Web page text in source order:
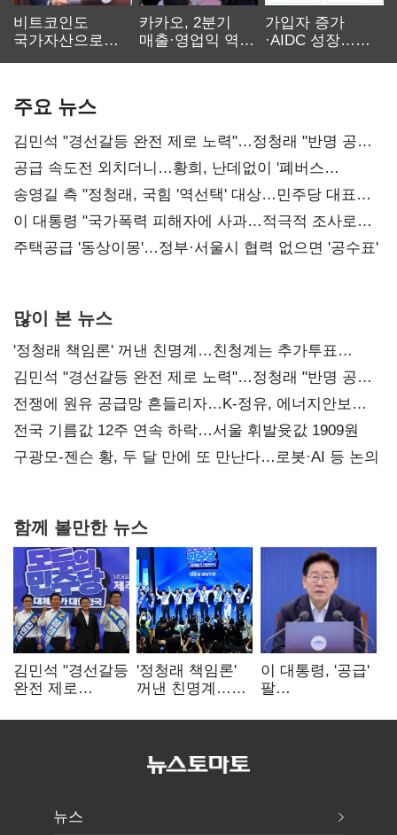
비트코인도
국가자산으로…'
카카오, 2분기
매출·영업익 역대
가입자 증가
·AIDC 성장…
주요 뉴스
김민석 "경선갈등 완전 제로 노력"…정청래 "반명 공세
사과부터"
공급 속도전 외치더니…황희, 난데없이 '폐버스
리모델링' 제안
송영길 측 "정청래, 국힘 '역선택' 대상…민주당 대표로
총선 지휘 못해"
이 대통령 "국가폭력 피해자에 사과…적극적 조사로
진실 밝혀야"
주택공급 '동상이몽'…정부·서울시 협력 없으면 '공수표'
많이 본 뉴스
'정청래 책임론' 꺼낸 친명계…친청계는 추가투표
때리기
김민석 "경선갈등 완전 제로 노력"…정청래 "반명 공세
사과부터"
전쟁에 원유 공급망 흔들리자…K-정유, 에너지안보
핵심으로 재부상
전국 기름값 12주 연속 하락…서울 휘발윳값 1909원
구광모-젠슨 황, 두 달 만에 또 만난다…로봇·AI 등 논의
함께 볼만한 뉴스
김민석 "경선갈등
완전 제로
"반명 공세
'정청래 책임론'
꺼낸 친명계…
추가투표 때리기
이 대통령, '공급'
팔
여 내부선
뉴스